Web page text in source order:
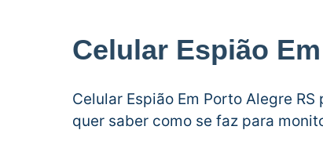
Celular Espião
Celular Espião Em Porto Alegre
quer saber como se faz para